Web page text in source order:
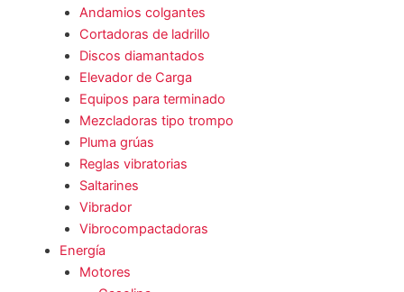
Andamios colgantes
Cortadoras de ladrillo
Discos diamantados
Elevador de Carga
Equipos para terminado
Mezcladoras tipo trompo
Pluma grúas
Reglas vibratorias
Saltarines
Vibrador
Vibrocompactadoras
Energía
Motores